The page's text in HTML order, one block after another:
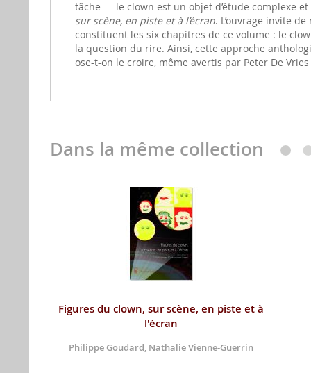
tâche — le clown est un objet d’étude complexe
sur scène, en piste et à l’écran. L’ouvrage invite
constituent les six chapitres de ce volume : le
la question du rire. Ainsi, cette approche
ose-t-on le croire, même avertis par Peter De
Dans la même collection
Figures du clown, sur scène, en piste et à
l'écran
Philippe Goudard, Nathalie Vienne-Guerrin